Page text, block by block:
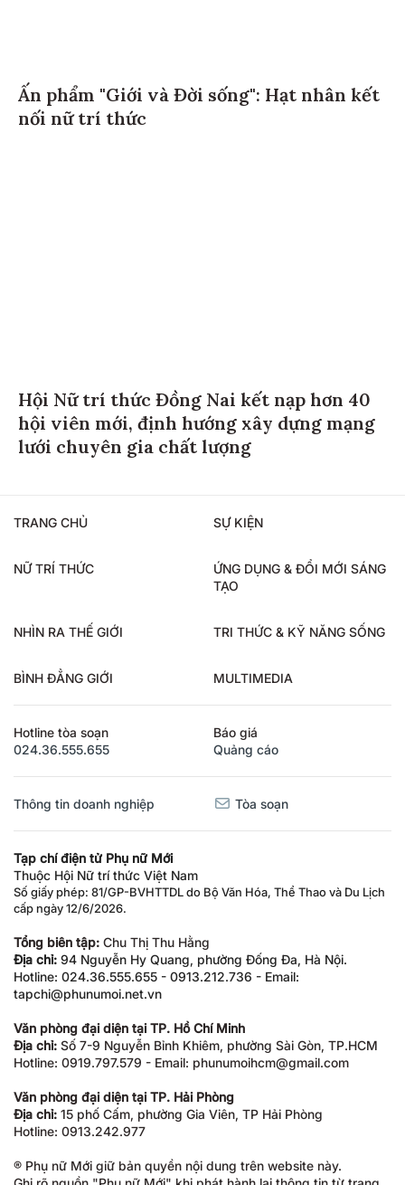
Ấn phẩm "Giới và Đời sống": Hạt nhân kết
nối nữ trí thức
Hội Nữ trí thức Đồng Nai kết nạp hơn 40
hội viên mới, định hướng xây dựng mạng
lưới chuyên gia chất lượng
TRANG CHỦ SỰ KIỆN
NỮ TRÍ THỨC
ỨNG DỤNG & ĐỔI MỚI SÁNG
TẠO
NHÌN RA THẾ GIỚI TRI THỨC & KỸ NĂNG SỐNG
BÌNH ĐẲNG GIỚI MULTIMEDIA
Hotline tòa soạn
024.36.555.655
Báo giá
Quảng cáo
Thông tin doanh nghiệp Tòa soạn
Tạp chí điện tử Phụ nữ Mới
Thuộc Hội Nữ trí thức Việt Nam
Số giấy phép: 81/GP-BVHTTDL do Bộ Văn Hóa, Thể Thao và Du Lịch
cấp ngày 12/6/2026.
Tổng biên tập: Chu Thị Thu Hằng
Địa chỉ: 94 Nguyễn Hy Quang, phường Đống Đa, Hà Nội.
Hotline: 024.36.555.655 - 0913.212.736 - Email:
tapchi@phunumoi.net.vn
Văn phòng đại diện tại TP. Hồ Chí Minh
Địa chỉ: Số 7-9 Nguyễn Bỉnh Khiêm, phường Sài Gòn, TP.HCM
Hotline: 0919.797.579 - Email: phunumoihcm@gmail.com
Văn phòng đại diện tại TP. Hải Phòng
Địa chỉ: 15 phố Cấm, phường Gia Viên, TP Hải Phòng
Hotline: 0913.242.977
® Phụ nữ Mới giữ bản quyền nội dung trên website này.